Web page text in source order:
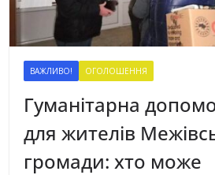
ВАЖЛИВО! ОГОЛОШЕННЯ
Гуманітарна
для жителів
громади: хто може